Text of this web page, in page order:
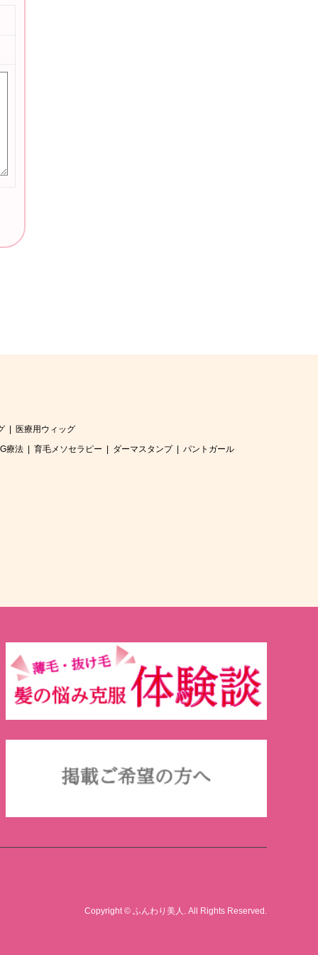
医療用ウィッグ
療法
育毛メソセラピー ダーマスタンプ パントガール
Copyright © ふんわり美人 . All Rights Reserved.